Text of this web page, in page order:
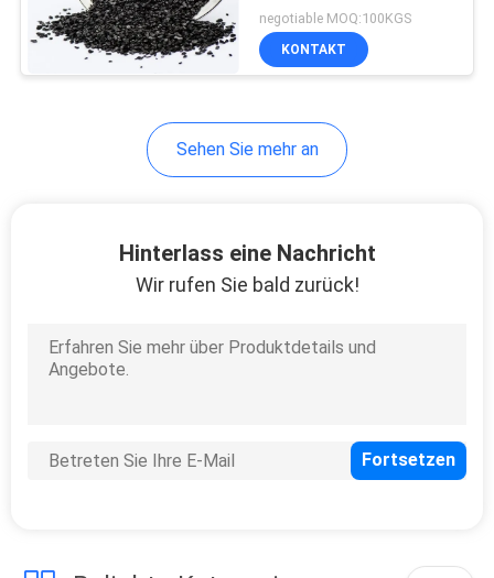
negotiable MOQ:100KGS
KONTAKT
Sehen Sie mehr an
Hinterlass eine Nachricht
Wir rufen Sie bald zurück!